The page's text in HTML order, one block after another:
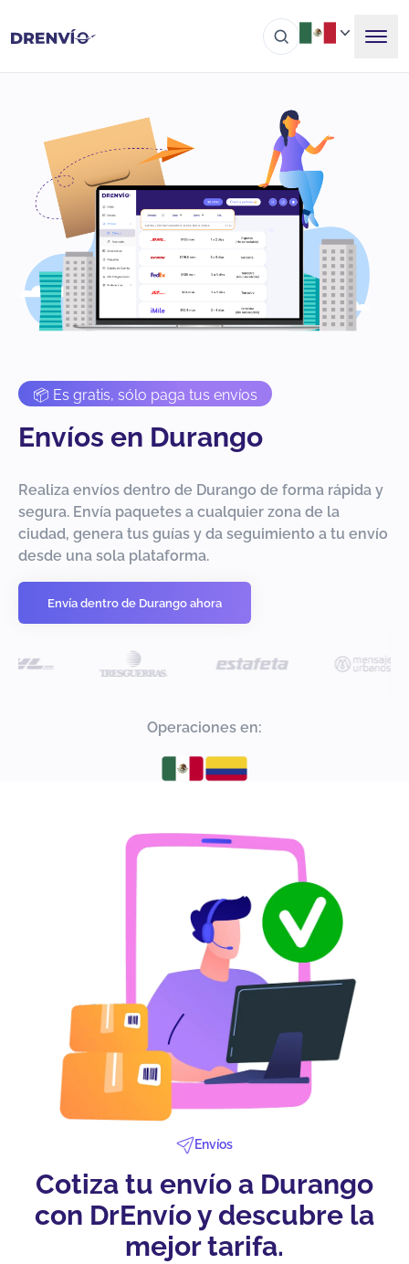
📦 Es gratis, sólo paga tus envíos
Envíos en Durango
Realiza envíos dentro de Durango de forma rápida y
segura. Envía paquetes a cualquier zona de la
ciudad, genera tus guías y da seguimiento a tu envío
desde una sola plataforma.
Envía dentro de Durango ahora
Operaciones en:
Envíos
Cotiza tu envío a Durango
con DrEnvío y descubre la
mejor tarifa.